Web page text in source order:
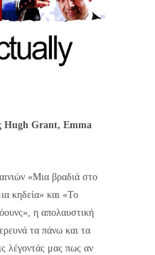
Hugh Grant, Emma
«Μια βραδιά στο
κηδεία» και «Το
η απολαυστική
τα πάνω και τα
λέγοντάς μας πως αν